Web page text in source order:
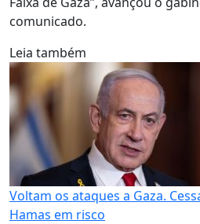
comunicado.
Leia também
Voltam os ataques a Gaza.
Hamas em risco